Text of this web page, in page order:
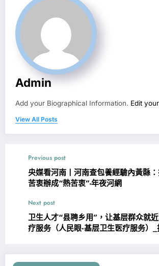
Admin
Add your Biographical Information. Edit
View All Posts
Previous post
央媒看河南丨河南查包養經驗內黃縣
苦衷辦成“熱苦衷”-年夜河網
Next post
卫生人才“县聘乡用”，让基层群众就
疗服务（人民眼·基层卫生医疗服务）